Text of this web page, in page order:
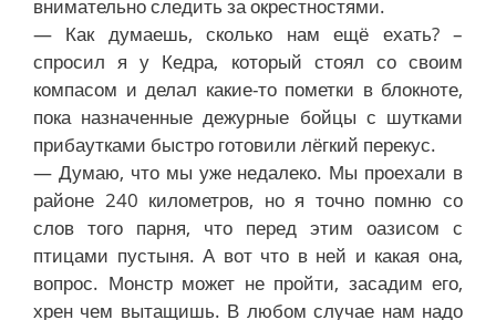
внимательно следить за окрестностями.
— Как думаешь, сколько нам ещё ехать? –
спросил я у Кедра, который стоял со своим
компасом и делал какие-то пометки в блокноте,
пока назначенные дежурные бойцы с шутками
прибаутками быстро готовили лёгкий перекус.
— Думаю, что мы уже недалеко. Мы проехали в
районе 240 километров, но я точно помню со
слов того парня, что перед этим оазисом с
птицами пустыня. А вот что в ней и какая она,
вопрос. Монстр может не пройти, засадим его,
хрен чем вытащишь. В любом случае нам надо